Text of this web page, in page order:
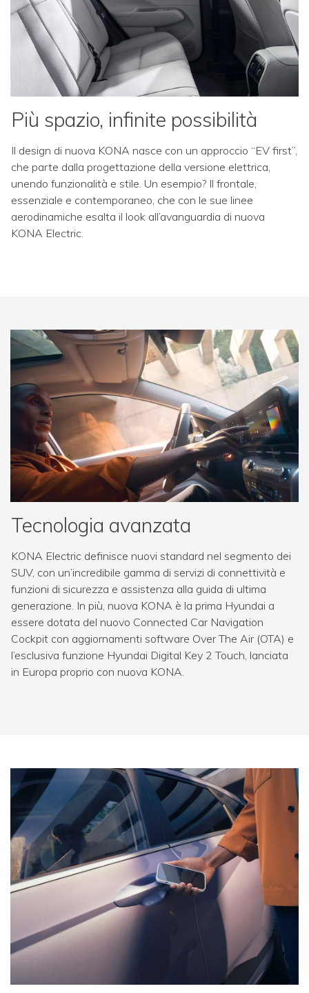
Più spazio, infinite possibilità
Il design di nuova KONA nasce con un approccio “EV first”,
che parte dalla progettazione della versione elettrica,
unendo funzionalità e stile. Un esempio? Il frontale,
essenziale e contemporaneo, che con le sue linee
aerodinamiche esalta il look all’avanguardia di nuova
KONA Electric.
Tecnologia avanzata
KONA Electric definisce nuovi standard nel segmento dei
SUV, con un’incredibile gamma di servizi di connettività e
funzioni di sicurezza e assistenza alla guida di ultima
generazione. In più, nuova KONA è la prima Hyundai a
essere dotata del nuovo Connected Car Navigation
Cockpit con aggiornamenti software Over The Air (OTA) e
l’esclusiva funzione Hyundai Digital Key 2 Touch, lanciata
in Europa proprio con nuova KONA.